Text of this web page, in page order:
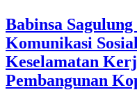
Babinsa
Komunikasi
Keselamatan
Pembangunan